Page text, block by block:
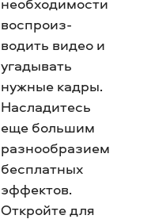
воспроиз­
водить видео и
угадывать
нужные кадры.
Насладитесь
еще большим
разнообразием
бесплатных
эффектов.
Откройте для